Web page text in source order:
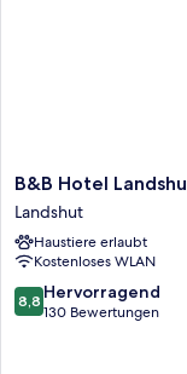
B&B
Hotel
Landshut
Landshut
B&B Hotel
Landshut
Haustiere erlaubt
Kostenloses WLAN
8.8
von
8,8 Hervorragend
130 Bewertungen